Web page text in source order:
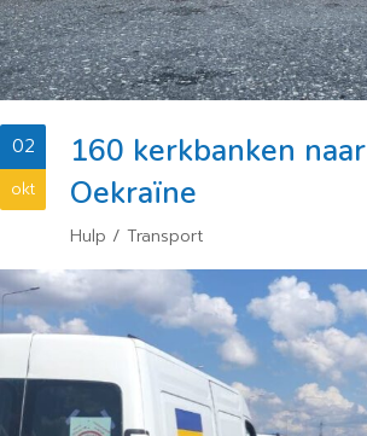
02
okt
160 kerkbanken naar
Oekraïne
Hulp / Transport